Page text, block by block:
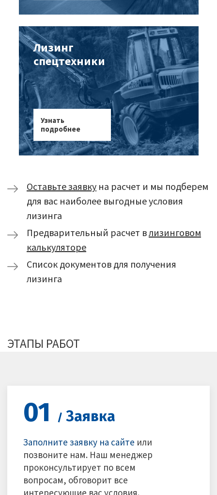
Лизинг
спецтехники
Узнать
подробнее
Оставьте заявку на расчет и мы подберем
для вас наиболее выгодные условия
лизинга
Предварительный расчет влизинговом
калькуляторе
Список документов для получения
лизинга
ЭТАПЫ РАБОТ
01 / Заявка
Заполните заявку на сайте или
позвоните нам. Наш менеджер
проконсультирует по всем
вопросам, обговорит все
интересующие вас условия.